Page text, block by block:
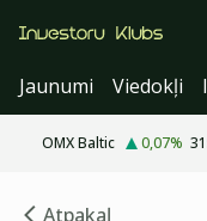
Jaunumi
Viedokļi
OMX Baltic 0,07%
Atpakaļ